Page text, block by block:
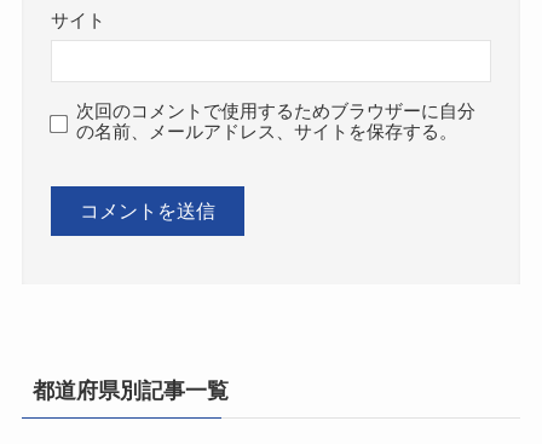
サイト
次回のコメントで使用するためブラウザーに自分
の名前、メールアドレス、サイトを保存する。
都道府県別記事一覧